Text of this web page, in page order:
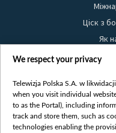
Ціск з
Як
Правілы
We respect your privacy
Telewizja Polska S.A. w
when you visit individual
to as the Portal), including
track and store them, such as
technologies enabling the